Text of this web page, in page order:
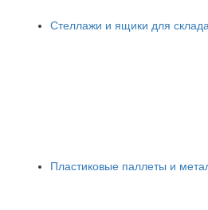
Стеллажи и ящики для склада
Пластиковые паллеты и